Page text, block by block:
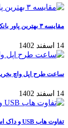
مقایسه ۳ بهترین پاور بانک پاورولوژی + جدول مقایسه و قیمت روز!
14 اسفند 1402
ساعت طرح اپل واچ
14 اسفند 1402
تفاوت هاب USB و داک استیشن چیست؟